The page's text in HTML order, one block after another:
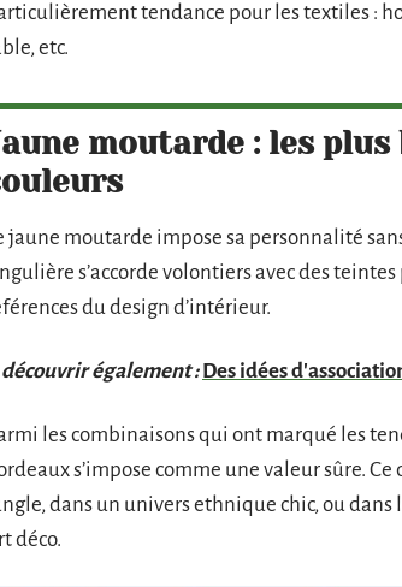
tendance pour les textiles :
etc.
moutarde : les
jaune moutarde impose sa personnalité
s’accorde volontiers avec des
du design d’intérieur.
également : Des idées
les combinaisons qui ont marqué les
s’impose comme une valeur sûre.
dans un univers ethnique chic, ou
déco.